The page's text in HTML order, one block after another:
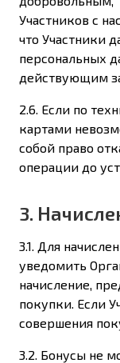
Участников с
что Участники
персональных
действующим
2.6. Если по
картами
собой право
операции до
3.
3.1. Для
уведомить
начисление,
покупки. Если
совершения
3.2. Бонусы не